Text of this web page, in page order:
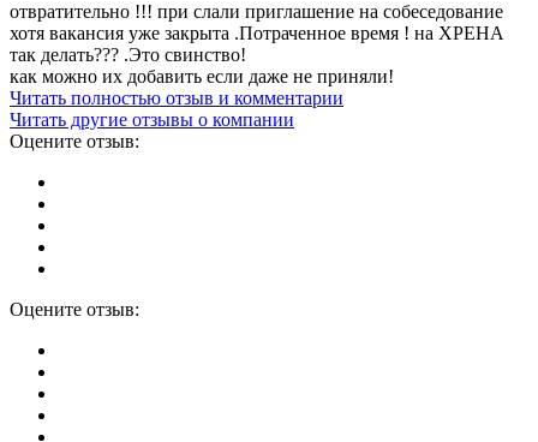
отвратительно !!! при слали приглашение на собеседование
хотя вакансия уже закрыта .Потраченное время ! на ХРЕНА
так делать??? .Это свинство!
как можно их добавить если даже не приняли!
Читать полностью отзыв и комментарии
Читать другие отзывы о компании
Оцените отзыв:
Оцените отзыв: